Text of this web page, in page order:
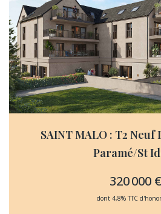
SAINT MALO : T2
Paramé/St
320 000 €
dont 4,8% TTC